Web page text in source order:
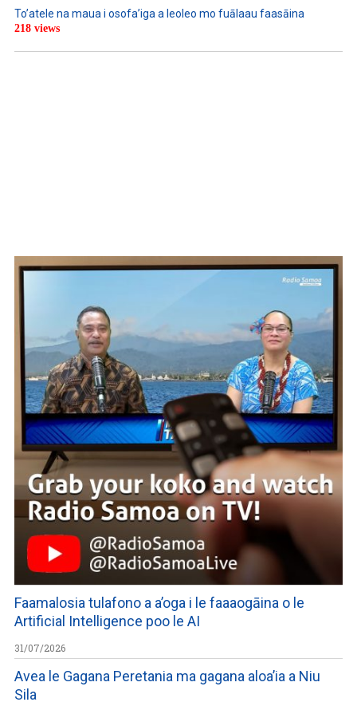
To’atele na maua i osofa’iga a leoleo mo fuālaau faasāina
218 views
Faamalosia tulafono a a’oga i le faaaogāina o le
Artificial Intelligence poo le AI
31/07/2026
Avea le Gagana Peretania ma gagana aloa’ia a Niu
Sila